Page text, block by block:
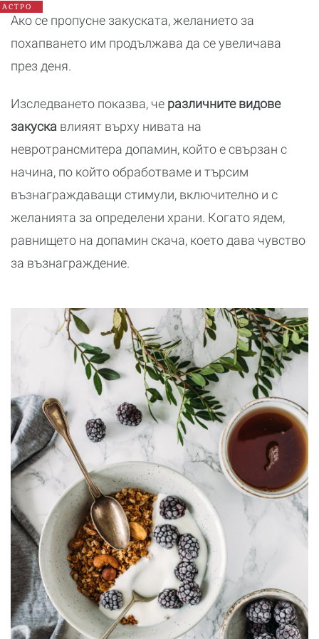
АСТРО
Ако се пропусне закуската, желанието за
похапването им продължава да се увеличава
през деня.
Изследването показва, че различните видове
закуска влияят върху нивата на
невротрансмитера допамин, който е свързан с
начина, по който обработваме и търсим
възнаграждаващи стимули, включително и с
желанията за определени храни. Когато ядем,
равнището на допамин скача, което дава чувство
за възнаграждение.